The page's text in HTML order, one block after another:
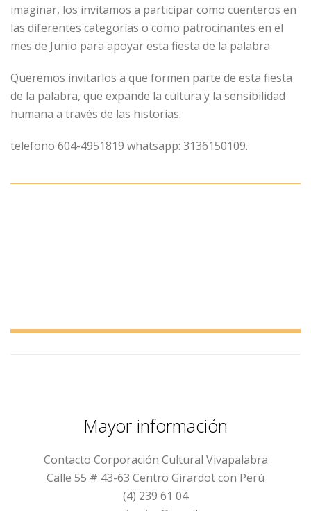
imaginar, los invitamos a participar como cuenteros en
las diferentes categorías o como patrocinantes en el
mes de Junio para apoyar esta fiesta de la palabra
Queremos invitarlos a que formen parte de esta fiesta
de la palabra, que expande la cultura y la sensibilidad
humana a través de las historias.
telefono 604-4951819 whatsapp: 3136150109.
Mayor información
Contacto Corporación Cultural Vivapalabra
Calle 55 # 43-63 Centro Girardot con Perú
(4) 239 61 04